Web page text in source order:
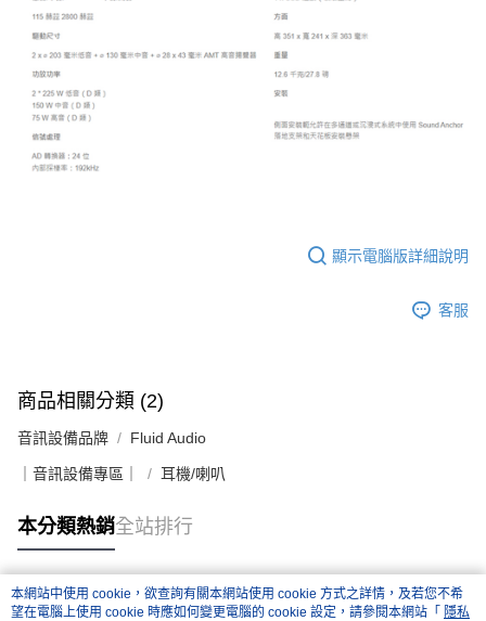
顯示電腦版詳細說明
客服
商品相關分類 (2)
音訊設備品牌 Fluid Audio
｜音訊設備專區｜ 耳機/喇叭
本分類熱銷全站排行
熱門標籤
本網站中使用 cookie，欲查詢有關本網站使用 cookie 方式之詳情，及若您不希
望在電腦上使用 cookie 時應如何變更電腦的 cookie 設定，請參閱本網站「 隱私